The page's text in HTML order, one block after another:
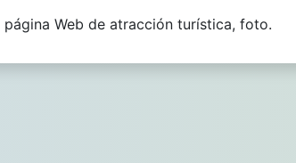
Web de atracción turística, foto.